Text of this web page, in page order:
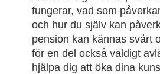
fungerar, vad som
och hur du själv kan
pension kan kännas svårt
för en del också väldigt
hjälpa dig att öka dina